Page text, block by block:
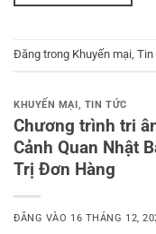
Đăng trong Khuyến mại, Tin
KHUYẾN MẠI, TIN TỨC
Chương trình tri
Cảnh Quan Nhật
Trị Đơn Hàng
ĐĂNG VÀO 16 THÁNG 12,